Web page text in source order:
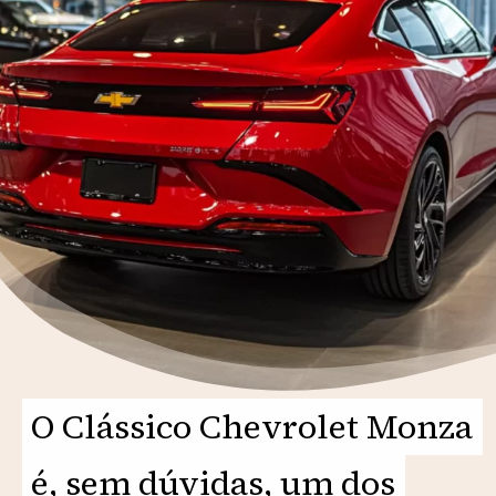
O Clássico Chevrolet Monza
é, sem dúvidas, um dos
O Clássico Chevrolet Monza
é, sem dúvidas, um dos